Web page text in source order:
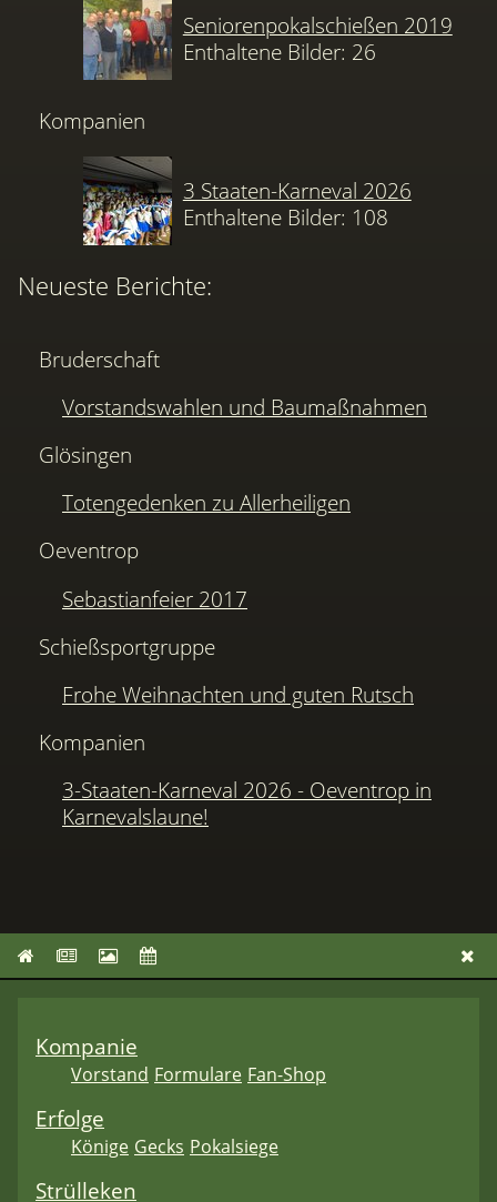
Seniorenpokalschießen 2019
Enthaltene Bilder: 26
Kompanien
3 Staaten-Karneval 2026
Enthaltene Bilder: 108
Neueste Berichte:
Bruderschaft
Vorstandswahlen und Baumaßnahmen
Glösingen
Totengedenken zu Allerheiligen
Oeventrop
Sebastianfeier 2017
Schießsportgruppe
Frohe Weihnachten und guten Rutsch
Kompanien
3-Staaten-Karneval 2026 - Oeventrop in
Karnevalslaune!
Kompanie
Vorstand Formulare Fan-Shop
Erfolge
Könige Gecks Pokalsiege
Strülleken